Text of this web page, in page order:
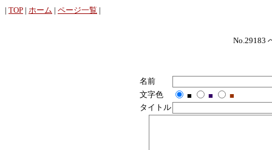
| TOP | ホーム | ページ一覧 |
No.29183
名前
文字色
■ ■
■
タイトル